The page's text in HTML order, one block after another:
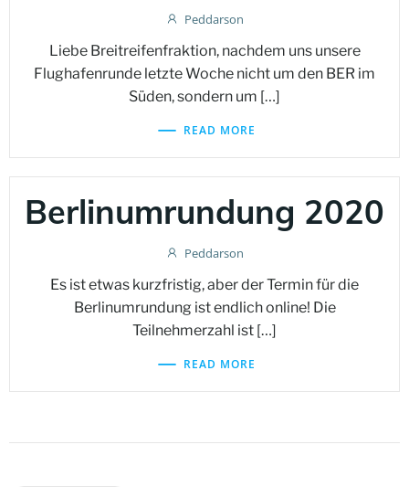
Peddarson
Liebe Breitreifenfraktion, nachdem uns unsere
Flughafenrunde letzte Woche nicht um den BER im
Süden, sondern um […]
READ MORE
Berlinumrundung 2020
Peddarson
Es ist etwas kurzfristig, aber der Termin für die
Berlinumrundung ist endlich online! Die
Teilnehmerzahl ist […]
READ MORE